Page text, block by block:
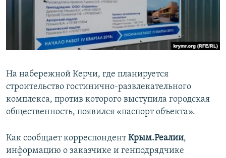
ПОБЕДИТЕЛЕЙ НЕ СУДЯТ?
КРЫМ.НЕПОКОРЕННЫЙ
ПРИСОЕДИНЯЙТЕСЬ!
Все сайты RFE/RL
На набережной Керчи, где планируется
строительство гостинично-развлекательного
комплекса, против которого выступила городская
общественность, появился «паспорт объекта».
Как сообщает корреспондентКрым.Реалии,
информацию о заказчике и генподрядчике